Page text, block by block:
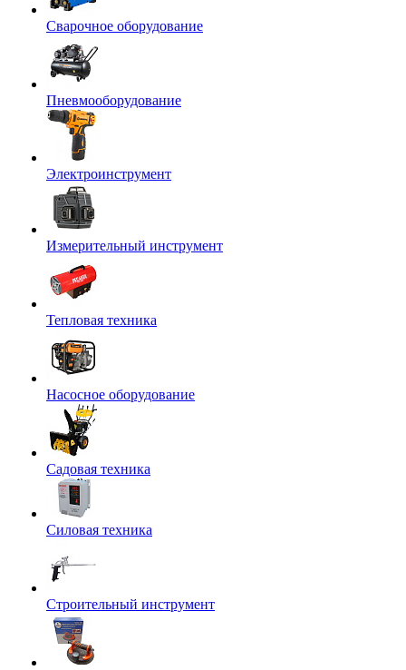
Сварочное оборудование
Пневмооборудование
Электроинструмент
Измерительный инструмент
Тепловая техника
Насосное оборудование
Садовая техника
Силовая техника
Строительный инструмент